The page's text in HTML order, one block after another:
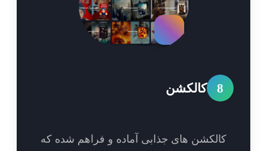
کالکشن
های جذابی آماده و فراهم شده که